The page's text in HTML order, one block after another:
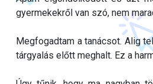
gyermekekről van szó, nem
Megfogadtam a tanácsot. Alig
tárgyalás előtt meghalt. Ez a